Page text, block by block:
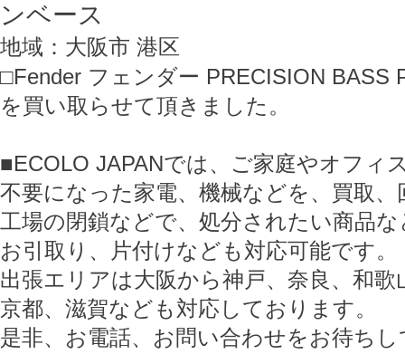
ンベース
地域：大阪市 港区
□Fender フェンダー PRECISION BASS
を買い取らせて頂きました。
■ECOLO JAPANでは、ご家庭やオフィ
不要になった家電、機械などを、買取
工場の閉鎖などで、処分されたい商品な
お引取り、片付けなども対応可能です。
出張エリアは大阪から神戸、奈良、和歌
京都、滋賀なども対応しております。
是非、お電話、お問い合わせをお待ち